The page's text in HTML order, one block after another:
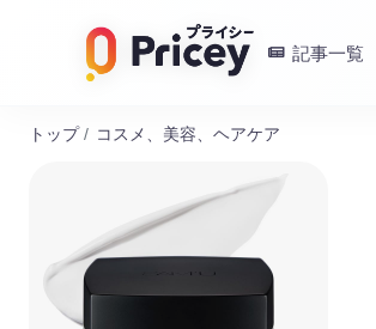
記事一覧
トップ / コスメ、美容、ヘアケア